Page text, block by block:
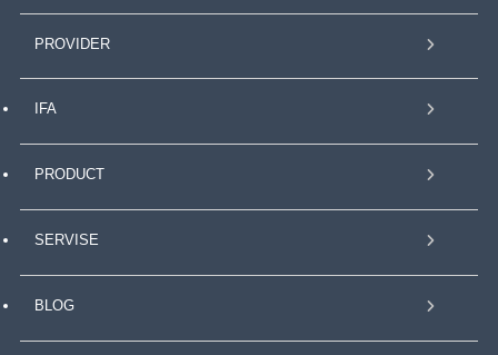
PROVIDER
IFA
PRODUCT
SERVISE
BLOG